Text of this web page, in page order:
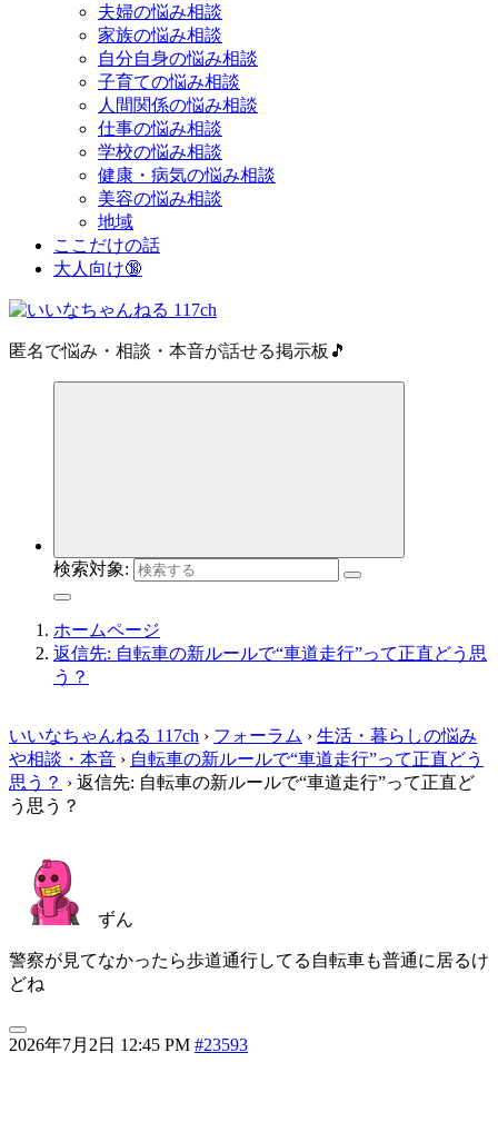
夫婦の悩み相談
家族の悩み相談
自分自身の悩み相談
子育ての悩み相談
人間関係の悩み相談
仕事の悩み相談
学校の悩み相談
健康・病気の悩み相談
美容の悩み相談
地域
ここだけの話
大人向け🔞
匿名で悩み・相談・本音が話せる掲示板🎵
検索対象:
ホームページ
返信先: 自転車の新ルールで“車道走行”って正直どう思
う？
いいなちゃんねる 117ch › フォーラム › 生活・暮らしの悩み
や相談・本音 › 自転車の新ルールで“車道走行”って正直どう
思う？ › 返信先: 自転車の新ルールで“車道走行”って正直ど
う思う？
2026年7月2日 12:45 PM #23593
ずん
警察が見てなかったら歩道通行してる自転車も普通に居るけ
どね